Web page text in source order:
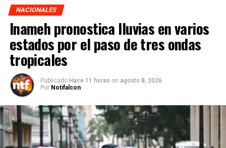
NACIONALES
Inameh pronostica lluvias en varios
estados por el paso de tres ondas
tropicales
Publicado Hace 11 horas on agosto 8, 2026
Por Notifalcon